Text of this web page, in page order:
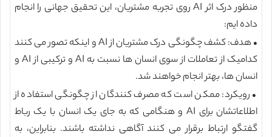
منظور درک اثر AI روی تجربه مشتریان، این تحقیق جهانی را انجام
داده ایم:
• هدف: کشف چگونگی درک مشتریان از AI و اینکه تصور می کنند
کدامیک از تعاملات از سوی انسان ها نسبت به AI و ترکیبی از AI و
انسان ها، بهتر انجام خواهند شد.
• رویکرد: ممکن است که مصرف کنندگان از چگونگی استفاده از
اطلاعاتشان برای AI و هنگامی که به جای یک انسان با یک رباط
گفتگو ارتباط برقرار می کنند آگاهی نداشته باشند. بنابراین، به